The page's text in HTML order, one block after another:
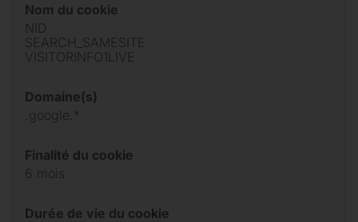
Nom du cookie
NID
SEARCH_SAMESITE
VISITORINFO1LIVE
Domaine(s)
.google.*
Finalité du cookie
6 mois
Durée de vie du cookie